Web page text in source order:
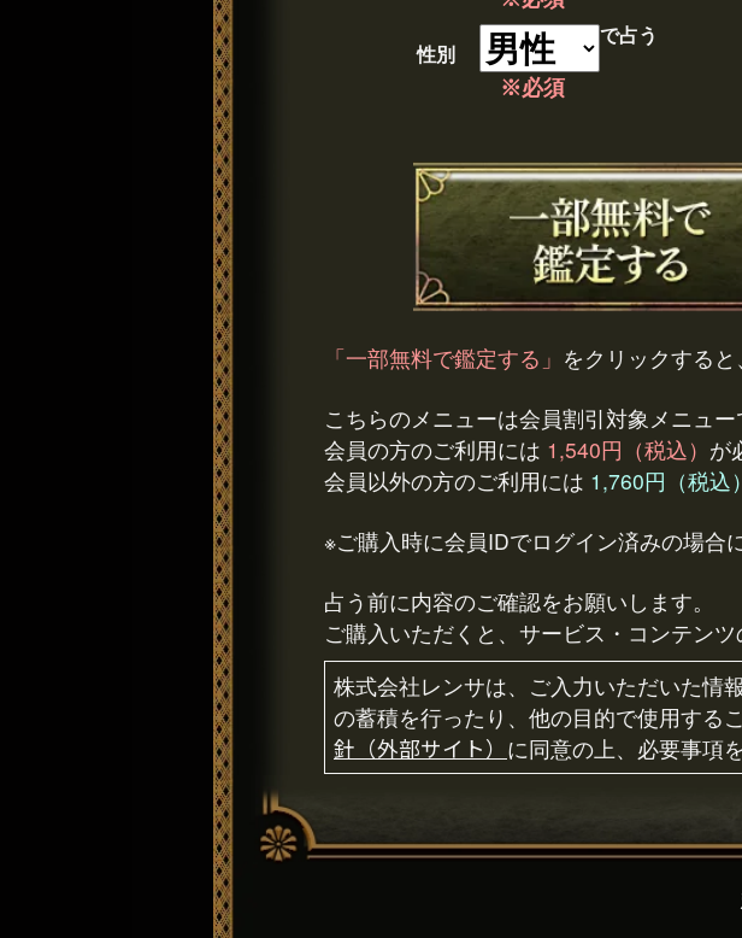
性別
で占う
※必須
「一部無料で鑑定する」 をクリックする
こちらのメニューは会員割引対象メニュー
会員の方のご利用には 1,540円（税込） が
会員以外の方のご利用には 1,760円（税込）
※ご購入時に会員IDでログイン済みの場合
占う前に内容のご確認をお願いします。
ご購入いただくと、サービス・コンテンツ
株式会社レンサは、ご入力いただいた情
の蓄積を行ったり、他の目的で使用する
針（外部サイト） に同意の上、必要事項